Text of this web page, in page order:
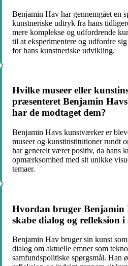
Benjamin Hav har gennemgået en
kunstneriske udtryk fra hans
mere komplekse og udfordrende
til at eksperimentere og udfordre
for hans kunstneriske udvikling.
Hvilke museer eller
præsenteret Benjamin
har de modtaget dem?
Benjamin Havs kunstværker er
museer og kunstinstitutioner rundt
har generelt været positiv, da hans
opmærksomhed med sit unikke
temaer.
Hvordan bruger Benjamin
skabe dialog og refleksion i
Benjamin Hav bruger sin kunst
dialog om aktuelle emner som
samfundspolitiske spørgsmål. Han